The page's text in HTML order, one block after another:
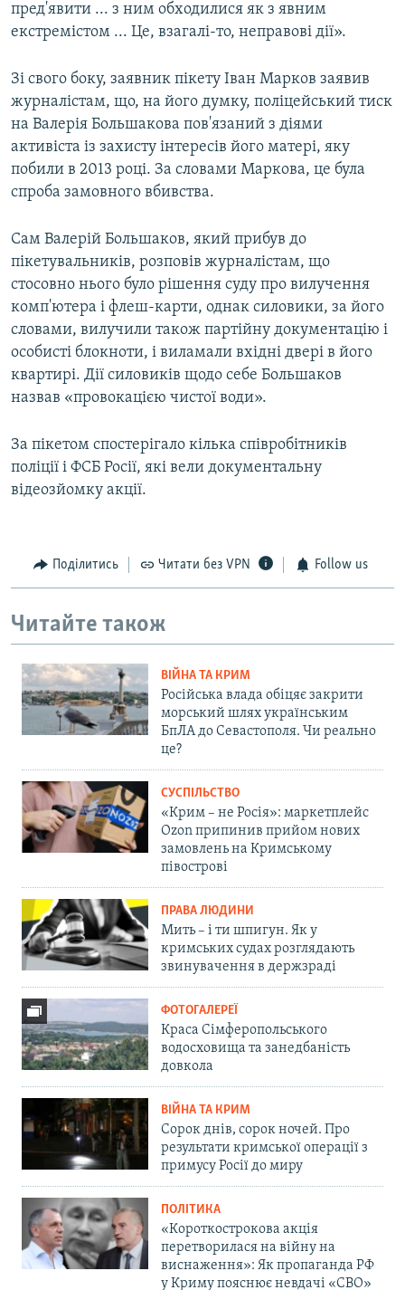
пред'явити ... з ним обходилися як з явним
екстремістом ... Це, взагалі-то, неправові дії».
Зі свого боку, заявник пікету Іван Марков заявив
журналістам, що, на його думку, поліцейський тиск
на Валерія Большакова пов'язаний з діями
активіста із захисту інтересів його матері, яку
побили в 2013 році. За словами Маркова, це була
спроба замовного вбивства.
Сам Валерій Большаков, який прибув до
пікетувальників, розповів журналістам, що
стосовно нього було рішення суду про вилучення
комп'ютера і флеш-карти, однак силовики, за його
словами, вилучили також партійну документацію і
особисті блокноти, і виламали вхідні двері в його
квартирі. Дії силовиків щодо себе Большаков
назвав «провокацією чистої води».
За пікетом спостерігало кілька співробітників
поліції і ФСБ Росії, які вели документальну
відеозйомку акції.
Поділитись Читати без VPN Follow us
Читайте також
ВІЙНА ТА КРИМ
Російська влада обіцяє закрити
морський шлях українським
БпЛА до Севастополя. Чи реально
це?
СУСПІЛЬСТВО
«Крим – не Росія»: маркетплейс
Ozon припинив прийом нових
замовлень на Кримському
півострові
ПРАВА ЛЮДИНИ
Мить – і ти шпигун. Як у
кримських судах розглядають
звинувачення в держзраді
ФОТОГАЛЕРЕЇ
Краса Сімферопольського
водосховища та занедбаність
довкола
ВІЙНА ТА КРИМ
Сорок днів, сорок ночей. Про
результати кримської операції з
примусу Росії до миру
ПОЛІТИКА
«Короткострокова акція
перетворилася на війну на
виснаження»: Як пропаганда РФ
у Криму пояснює невдачі «СВО»